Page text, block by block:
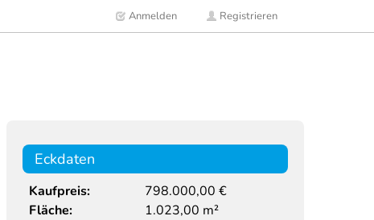
Anmelden Registrieren
Eckdaten
Kaufpreis:
798.000,00 €
Fläche:
1.023,00 m²